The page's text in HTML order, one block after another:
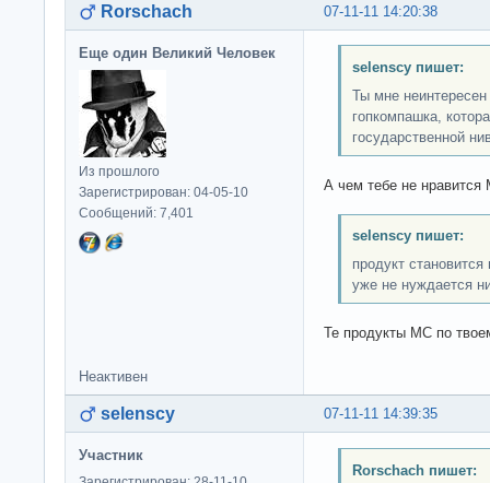
07-11-11 14:20:38
Rorschach
Еще один Великий Человек
Из прошлого
Зарегистрирован: 04-05-10
Сообщений: 7,401
selenscy пишет:
Ты мне
гопкомпашка,
государственной
А чем тебе не нравится
selenscy пишет:
продукт
уже не нуждается
Те продукты МС по
Неактивен
07-11-11 14:39:35
selenscy
Участник
Rorschach пишет: